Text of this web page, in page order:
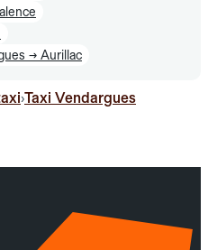
→ Aurillac
›Taxi Vendargues